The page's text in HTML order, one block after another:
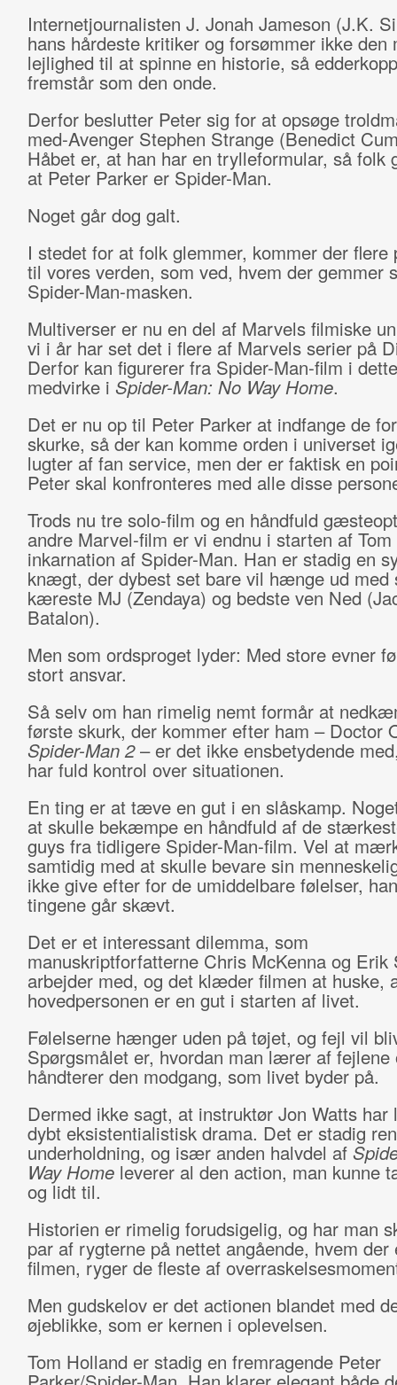
Internetjournalisten J. Jonah Jameson (J.K.
hans hårdeste kritiker og forsømmer ikke den
lejlighed til at spinne en historie, så
fremstår som den onde.
Derfor beslutter Peter sig for at opsøge
med-Avenger Stephen Strange (Benedict
Håbet er, at han har en trylleformular, så folk
at Peter Parker er Spider-Man.
Noget går dog galt.
I stedet for at folk glemmer, kommer der flere
til vores verden, som ved, hvem der gemmer
Spider-Man-masken.
Multiverser er nu en del af Marvels filmiske
vi i år har set det i flere af Marvels serier på
Derfor kan figurerer fra Spider-Man-film i
medvirke i Spider-Man: No Way Home.
Det er nu op til Peter Parker at indfange de
skurke, så der kan komme orden i universet
lugter af fan service, men der er faktisk en
Peter skal konfronteres med alle disse
Trods nu tre solo-film og en håndfuld
andre Marvel-film er vi endnu i starten af
inkarnation af Spider-Man. Han er stadig en
knægt, der dybest set bare vil hænge ud med
kæreste MJ (Zendaya) og bedste ven Ned
Batalon).
Men som ordsproget lyder: Med store evner
stort ansvar.
Så selv om han rimelig nemt formår at
første skurk, der kommer efter ham – Doctor
Spider-Man 2– er det ikke ensbetydende
har fuld kontrol over situationen.
En ting er at tæve en gut i en slåskamp.
at skulle bekæmpe en håndfuld af de
guys fra tidligere Spider-Man-film. Vel at
samtidig med at skulle bevare sin
ikke give efter for de umiddelbare følelser,
tingene går skævt.
Det er et interessant dilemma, som
manuskriptforfatterne Chris McKenna og Erik
arbejder med, og det klæder filmen at huske,
hovedpersonen er en gut i starten af livet.
Følelserne hænger uden på tøjet, og fejl vil
Spørgsmålet er, hvordan man lærer af fejlene
håndterer den modgang, som livet byder på.
Dermed ikke sagt, at instruktør Jon Watts har
dybt eksistentialistisk drama. Det er stadig
underholdning, og især anden halvdel af
Way Homeleverer al den action, man kunne
og lidt til.
Historien er rimelig forudsigelig, og har man
par af rygterne på nettet angående, hvem der
filmen, ryger de fleste af
Men gudskelov er det actionen blandet med
øjeblikke, som er kernen i oplevelsen.
Tom Holland er stadig en fremragende Peter